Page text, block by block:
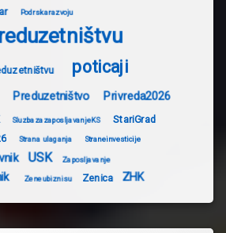
Podrskarazvoju
poticaji
Preduzetništvo Privreda2026
SluzbazazaposljavanjeKS StariGrad
Strana ulaganja Straneinvesticije
USK Zaposljavanje
Zeneubiznisu Zenica ZHK